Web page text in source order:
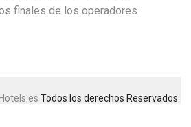
finales de los operadores
Todos los derechos Reservados